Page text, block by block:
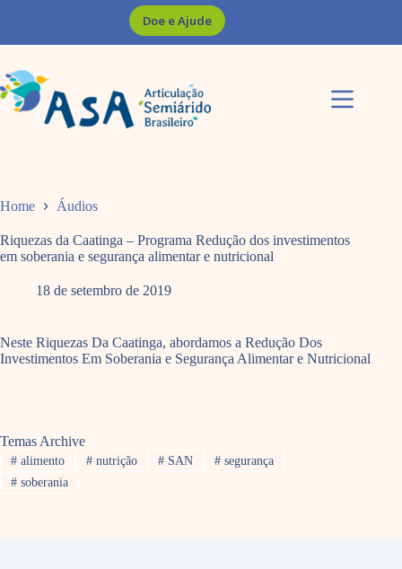
Doe e Ajude
Home Áudios
Riquezas da Caatinga – Programa Redução dos investimentos
em soberania e segurança alimentar e nutricional
18 de setembro de 2019
Neste Riquezas Da Caatinga, abordamos a Redução Dos
Investimentos Em Soberania e Segurança Alimentar e Nutricional
Temas Archive
#alimento #nutrição # SAN # segurança
#soberania